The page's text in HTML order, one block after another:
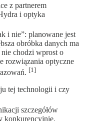
z partnerem
i optyka
i nie”: planowane jest
obróbka danych ma
chodzi wprost o
rozwiązania optyczne
[1]
tej technologii i czy
szczegółów
konkurencyjnie.